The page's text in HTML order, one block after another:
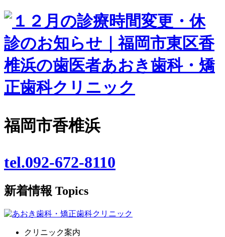
福岡市香椎浜
tel.092-672-8110
新着情報 Topics
クリニック案内